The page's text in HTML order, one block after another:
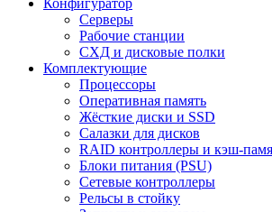
Конфигуратор
Серверы
Рабочие станции
СХД и дисковые полки
Комплектующие
Процессоры
Оперативная память
Жёсткие диски и SSD
Салазки для дисков
RAID контроллеры и кэш-
Блоки питания (PSU)
Сетевые контроллеры
Рельсы в стойку